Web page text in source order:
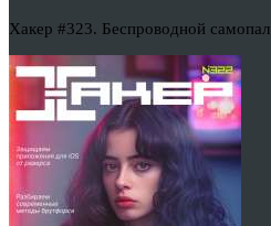
Хакер #323. Беспроводной самопал